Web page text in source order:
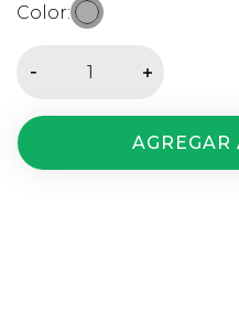
Color: